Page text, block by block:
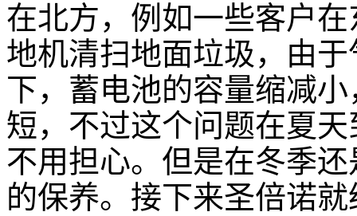
在北方，例如一些客户
地机清扫地面垃圾，由
下，蓄电池的容量缩减
短，不过这个问题在夏
不用担心。但是在冬季
的保养。接下来圣倍诺